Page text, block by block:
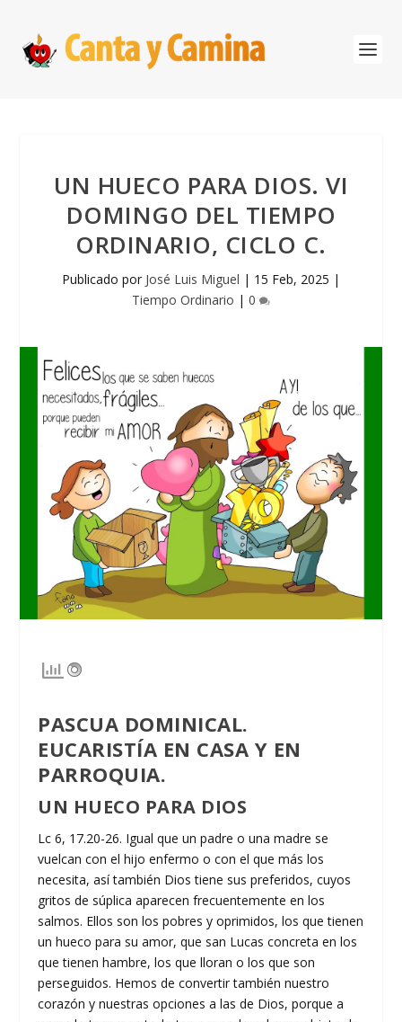
UN HUECO PARA DIOS. VI
DOMINGO DEL TIEMPO
ORDINARIO, CICLO C.
Publicado por José Luis Miguel | 15 Feb, 2025 |
Tiempo Ordinario | 0
PASCUA DOMINICAL.
EUCARISTÍA EN CASA Y EN
PARROQUIA.
UN HUECO PARA DIOS
Lc 6, 17.20-26. Igual que un padre o una madre se
vuelcan con el hijo enfermo o con el que más los
necesita, así también Dios tiene sus preferidos, cuyos
gritos de súplica aparecen frecuentemente en los
salmos. Ellos son los pobres y oprimidos, los que tienen
un hueco para su amor, que san Lucas concreta en los
que tienen hambre, los que lloran o los que son
perseguidos. Hemos de convertir también nuestro
corazón y nuestras opciones a las de Dios, porque a